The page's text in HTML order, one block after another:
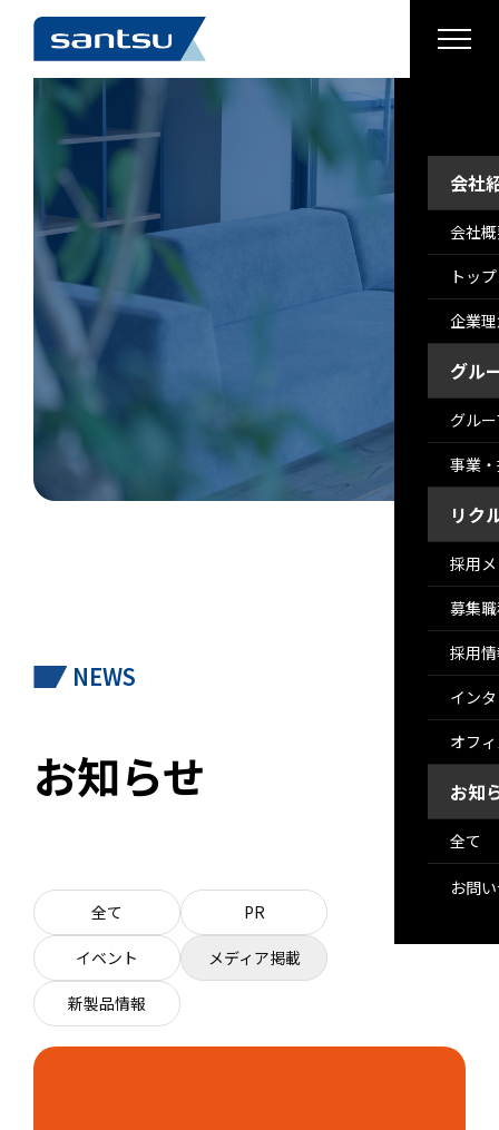
会社
会社
トッ
企業
グル
グル
事業
リク
採用
募集
採用
イン
オフ
お知
全て
お問
NEWS
お知らせ
全て PR
イベント メディア掲載
新製品情報